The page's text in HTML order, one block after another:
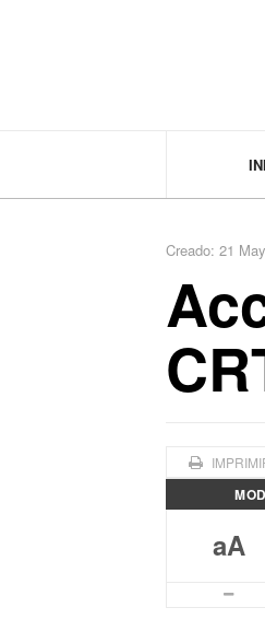
Creado: 21
aA